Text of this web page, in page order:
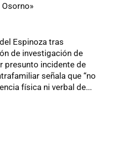
Osorno»
Espinoza tras
de investigación de
presunto incidente de
señala que “no
física ni verbal de...